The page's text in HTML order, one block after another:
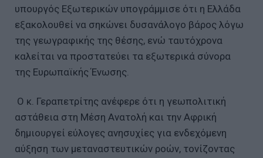
υπουργός Εξωτερικών υπογράμμισε ότι η Ελλάδα
εξακολουθεί να σηκώνει δυσανάλογο βάρος λόγω
της γεωγραφικής της θέσης, ενώ ταυτόχρονα
καλείται να προστατεύει τα εξωτερικά σύνορα
της Ευρωπαϊκής Ένωσης.
Ο κ. Γεραπετρίτης ανέφερε ότι η γεωπολιτική
αστάθεια στη Μέση Ανατολή και την Αφρική
δημιουργεί εύλογες ανησυχίες για ενδεχόμενη
αύξηση των μεταναστευτικών ροών, τονίζοντας